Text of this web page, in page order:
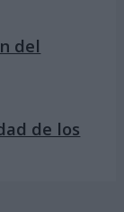
del
de los